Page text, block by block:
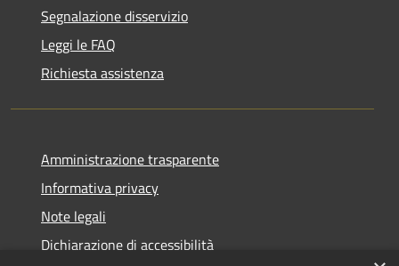
Segnalazione disservizio
Leggi le FAQ
Richiesta assistenza
Amministrazione trasparente
Informativa privacy
Note legali
Dichiarazione di accessibilità